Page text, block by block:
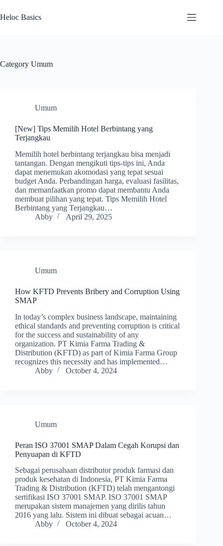
to
content
Heloc Basics
Category Umum
Umum
[New] Tips Memilih Hotel Berbintang yang
Terjangkau
Memilih hotel berbintang terjangkau bisa menjadi
tantangan. Dengan mengikuti tips-tips ini, Anda
dapat menemukan akomodasi yang tepat sesuai
budget Anda. Perbandingan harga, evaluasi fasilitas,
dan memanfaatkan promo dapat membantu Anda
membuat pilihan yang tepat. Tips Memilih Hotel
Berbintang yang Terjangkau…
Abby
April 29, 2025
Umum
How KFTD Prevents Bribery and Corruption Using
SMAP
In today’s complex business landscape, maintaining
ethical standards and preventing corruption is critical
for the success and sustainability of any
organization. PT Kimia Farma Trading &
Distribution (KFTD) as part of Kimia Farma Group
recognizes this necessity and has implemented…
Abby
October 4, 2024
Umum
Peran ISO 37001 SMAP Dalam Cegah Korupsi dan
Penyuapan di KFTD
Sebagai perusahaan distributor produk farmasi dan
produk kesehatan di Indonesia, PT Kimia Farma
Trading & Distribution (KFTD) telah mengantongi
sertifikasi ISO 37001 SMAP. ISO 37001 SMAP
merupakan sistem manajemen yang dirilis tahun
2016 yang lalu. Sistem ini dibuat sebagai acuan…
Abby
October 4, 2024